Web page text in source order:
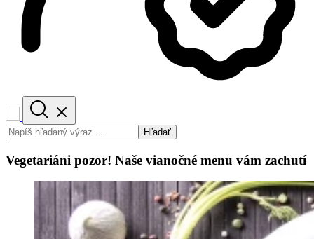
Hľadať
Vegetariáni pozor! Naše vianočné menu vám zachutí